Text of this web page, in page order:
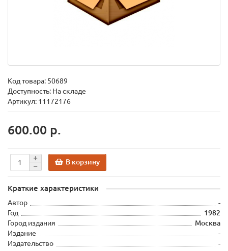
Код товара: 50689
Доступность: На складе
Артикул: 11172176
600.00 р.
В корзину
Краткие характеристики
Автор
-
Год
1982
Город издания
Москва
Издание
-
Издательство
-